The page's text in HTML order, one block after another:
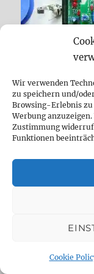
Wir verwenden
zu speichern und/
Browsing-Erlebnis
Werbung
Zustimmung
Funktionen
Cookie
DU
KANNST